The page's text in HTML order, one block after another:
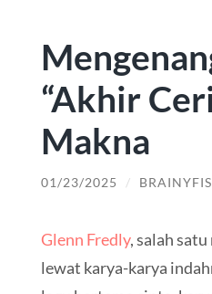
“Akhir
Makna
01/23/2025 /
Glenn Fredly, salah
lewat karya-karya